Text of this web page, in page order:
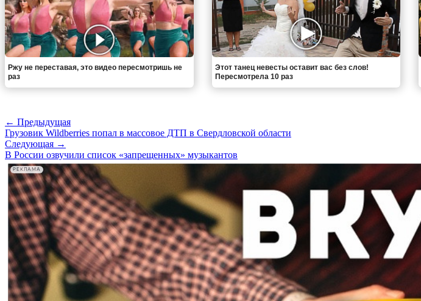
Ржу не переставая, это видео пересмотришь не
раз
Этот танец невесты оставит вас без слов!
Пересмотрела 10 раз
← Предыдущая
Грузовик Wildberries попал в массовое ДТП в Свердловской области
Следующая →
В России озвучили список «запрещенных» музыкантов
РЕКЛАМА